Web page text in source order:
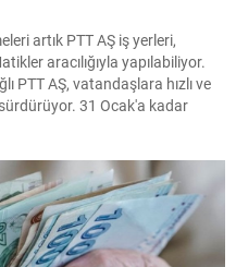
artık PTT AŞ iş yerleri,
aracılığıyla yapılabiliyor.
PTT AŞ, vatandaşlara hızlı ve
31 Ocak'a kadar
gerçekleştirilebilecek.